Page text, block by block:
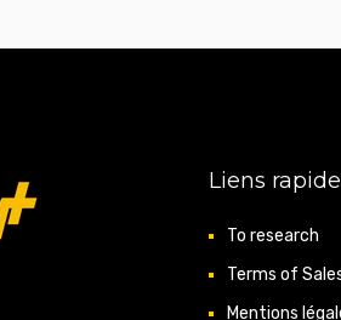
Liens
To research
Terms of
Mentions